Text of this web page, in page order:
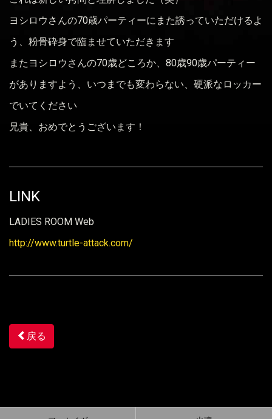
ヨシロウさんの70歳パーティーにまた誘っていただけるよ
う、粉骨砕身で臨ませていただきます
またヨシロウさんの70歳どころか、80歳90歳パーティー
がありますよう、いつまでも変わらない、硬派なロッカー
でいてください
兄貴、おめでとうございます！
LINK
LADIES ROOM Web
http://www.turtle-attack.com/
戻る